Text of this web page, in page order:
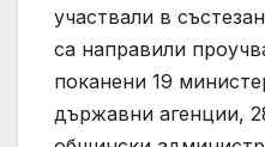
участвали в
са направили
поканени 19
държавни агенции,